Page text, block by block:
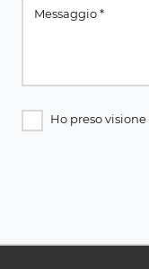
Ho preso